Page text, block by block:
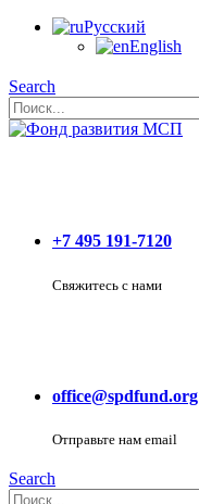
Русский
English
Search
+7 495 191-7120
Свяжитесь с нами
office@spdfund.org
Отправьте нам email
Search